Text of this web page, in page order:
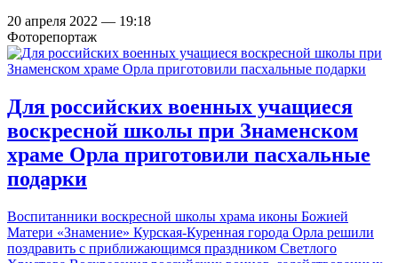
20 апреля 2022 — 19:18
Фоторепортаж
Для российских военных учащиеся
воскресной школы при Знаменском
храме Орла приготовили пасхальные
подарки
Воспитанники воскресной школы храма иконы Божией
Матери «Знамение» Курская-Куренная города Орла решили
поздравить с приближающимся праздником Светлого